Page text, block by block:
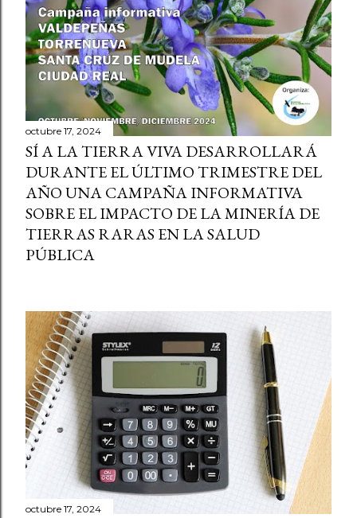
octubre 17, 2024
SÍ A LA TIERRA VIVA DESARROLLARÁ
DURANTE EL ÚLTIMO TRIMESTRE DEL
AÑO UNA CAMPAÑA INFORMATIVA
SOBRE EL IMPACTO DE LA MINERÍA DE
TIERRAS RARAS EN LA SALUD
PÚBLICA
octubre 17, 2024